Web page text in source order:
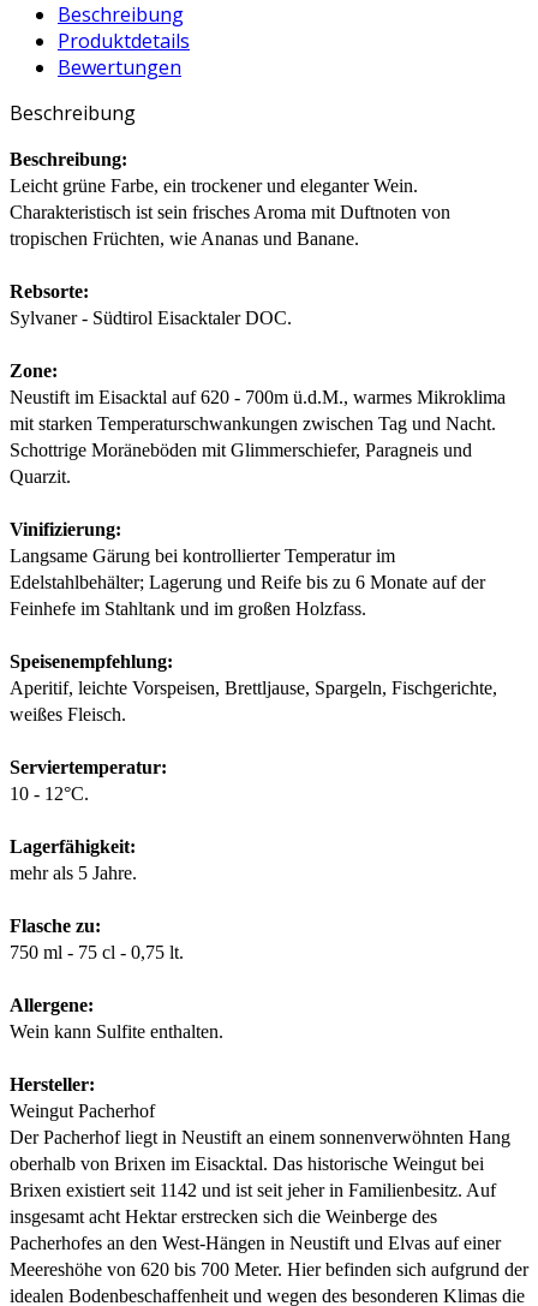
Beschreibung
Produktdetails
Bewertungen
Beschreibung
Beschreibung:
Leicht grüne Farbe, ein trockener und eleganter Wein.
Charakteristisch ist sein frisches Aroma mit Duftnoten von
tropischen Früchten, wie Ananas und Banane.
Rebsorte:
Sylvaner - Südtirol Eisacktaler DOC.
Zone:
Neustift im Eisacktal auf 620 - 700m ü.d.M., warmes Mikroklima
mit starken Temperaturschwankungen zwischen Tag und Nacht.
Schottrige Moräneböden mit Glimmerschiefer, Paragneis und
Quarzit.
Vinifizierung:
Langsame Gärung bei kontrollierter Temperatur im
Edelstahlbehälter; Lagerung und Reife bis zu 6 Monate auf der
Feinhefe im Stahltank und im großen Holzfass.
Speisenempfehlung:
Aperitif, leichte Vorspeisen, Brettljause, Spargeln, Fischgerichte,
weißes Fleisch.
Serviertemperatur:
10 - 12°C.
Lagerfähigkeit:
mehr als 5 Jahre.
Flasche zu:
750 ml - 75 cl - 0,75 lt.
Allergene:
Wein kann Sulfite enthalten.
Hersteller:
Weingut Pacherhof
Der Pacherhof liegt in Neustift an einem sonnenverwöhnten Hang
oberhalb von Brixen im Eisacktal. Das historische Weingut bei
Brixen existiert seit 1142 und ist seit jeher in Familienbesitz. Auf
insgesamt acht Hektar erstrecken sich die Weinberge des
Pacherhofes an den West-Hängen in Neustift und Elvas auf einer
Meereshöhe von 620 bis 700 Meter. Hier befinden sich aufgrund der
idealen Bodenbeschaffenheit und wegen des besonderen Klimas die